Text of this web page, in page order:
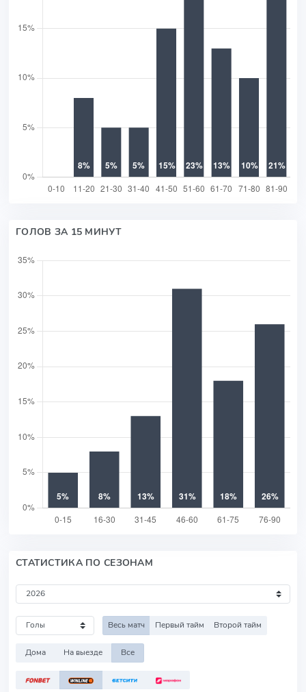
ГОЛОВ ЗА 15 МИНУТ
СТАТИСТИКА ПО СЕЗОНАМ
Весь матч Первый тайм Второй тайм
Дома На выезде Все